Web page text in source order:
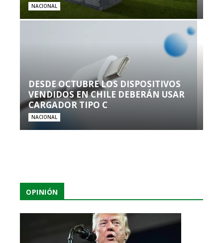
NACIONAL
DESDE OCTUBRE LOS DISPOSITIVOS
VENDIDOS EN CHILE DEBERÁN USAR
CARGADOR TIPO C
NACIONAL
OPINIÓN